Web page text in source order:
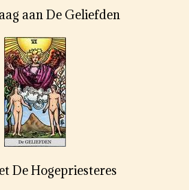
aan De Geliefden
De Hogepriesteres